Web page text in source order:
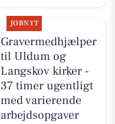
JOBNYT
Gravermedhjælper
til Uldum og
Langskov kirker -
37 timer ugentligt
med varierende
arbejdsopgaver